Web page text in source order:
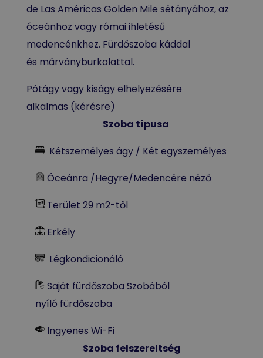
de Las Américas Golden Mile sétányához, az
óceánhoz vagy római ihletésű
medencénkhez. Fürdőszoba káddal
és márványburkolattal.
Pótágy vagy kiságy elhelyezésére
alkalmas (kérésre)
Szoba típusa
Kétszemélyes ágy / Két egyszemélyes
Óceánra /Hegyre/Medencére néző
Terület 29 m2-től
Erkély
Légkondicionáló
Saját fürdőszoba Szobából
nyíló fürdőszoba
Ingyenes Wi-Fi
Szoba felszereltség